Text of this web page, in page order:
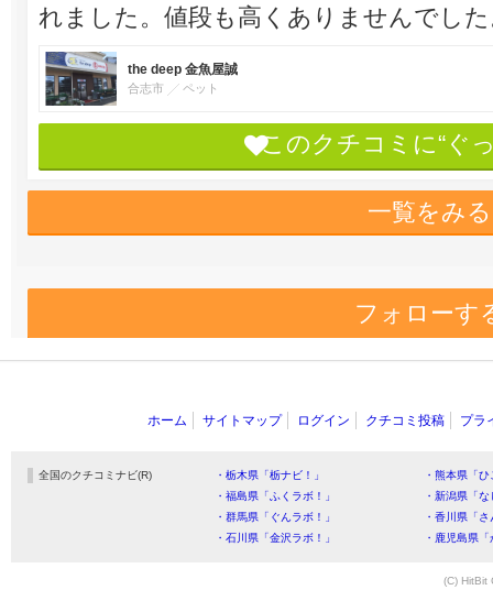
れました。値段も高くありませんでし
the deep 金魚屋誠
合志市 ペット
このクチコミに“ぐ
一覧をみる
フォローす
ホーム サイトマップ ログイン クチコミ投稿 プラ
全国のクチコミナビ(R) ・栃木県「栃ナビ！」
・熊本県「
・福島県「ふくラボ！」
・新潟県「
・群馬県「ぐんラボ！」
・香川県「
・石川県「金沢ラボ！」
・鹿児島県
(C) HitBit